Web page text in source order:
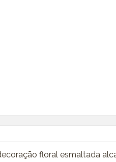
Buscantiguidades -
floral esmaltada